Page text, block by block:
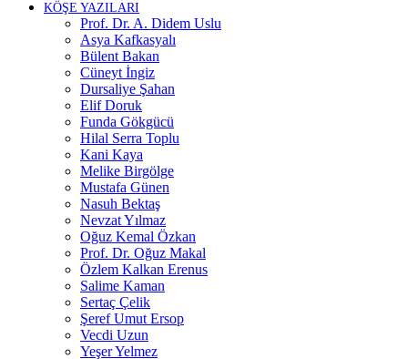
KÖŞE YAZILARI
Prof. Dr. A. Didem Uslu
Asya Kafkasyalı
Bülent Bakan
Cüneyt İngiz
Dursaliye Şahan
Elif Doruk
Funda Gökgücü
Hilal Serra Toplu
Kani Kaya
Melike Birgölge
Mustafa Günen
Nasuh Bektaş
Nevzat Yılmaz
Oğuz Kemal Özkan
Prof. Dr. Oğuz Makal
Özlem Kalkan Erenus
Salime Kaman
Sertaç Çelik
Şeref Umut Ersop
Vecdi Uzun
Yeşer Yelmez